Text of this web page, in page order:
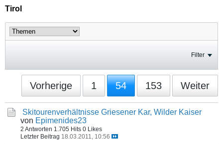
Tirol
Filter
Vorherige 1 54 153 Weiter
Skitourenverhältnisse Griesener Kar, Wilder Kaiser
von Epimenides23
2 Antworten 1.705 Hits 0 Likes
Letzter Beitrag 18.03.2011, 10:56